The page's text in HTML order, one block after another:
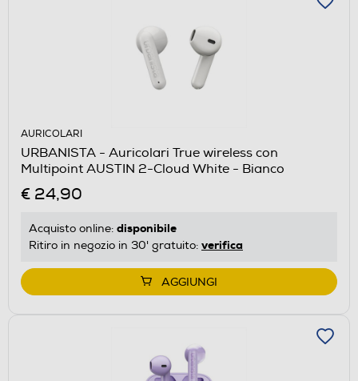
AURICOLARI
URBANISTA - Auricolari True wireless con
Multipoint AUSTIN 2-Cloud White - Bianco
€ 24,90
Acquisto online: disponibile
Ritiro in negozio in 30' gratuito: verifica
AGGIUNGI